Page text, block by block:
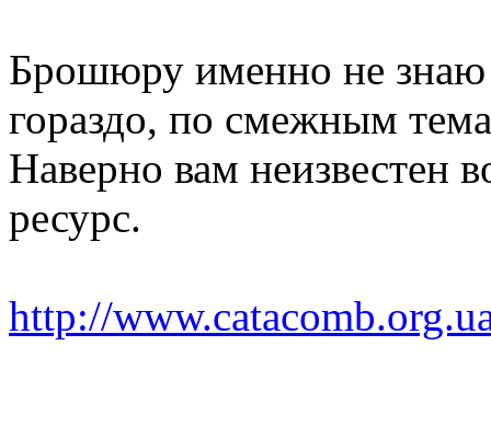
Брошюру именно не знаю
гораздо, по смежным
Наверно вам неизвестен
ресурс.
http://